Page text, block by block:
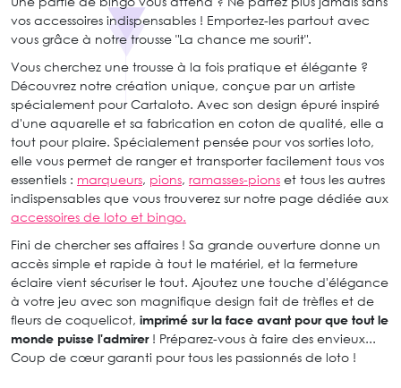
vos accessoires indispensables ! Emportez-les partout avec
vous grâce à notre trousse "La chance me sourit".
Vous cherchez une trousse à la fois pratique et élégante ?
Découvrez notre création unique, conçue par un artiste
spécialement pour Cartaloto. Avec son design épuré inspiré
d'une aquarelle et sa fabrication en coton de qualité, elle a
tout pour plaire. Spécialement pensée pour vos sorties loto,
elle vous permet de ranger et transporter facilement tous vos
essentiels : marqueurs, pions, ramasses-pions et tous les autres
indispensables que vous trouverez sur notre page dédiée aux
accessoires de loto et bingo.
Fini de chercher ses affaires ! Sa grande ouverture donne un
accès simple et rapide à tout le matériel, et la fermeture
éclaire vient sécuriser le tout. Ajoutez une touche d'élégance
à votre jeu avec son magnifique design fait de trèfles et de
fleurs de coquelicot, imprimé sur la face avant pour que tout le
monde puisse l'admirer! Préparez-vous à faire des envieux...
Coup de cœur garanti pour tous les passionnés de loto !